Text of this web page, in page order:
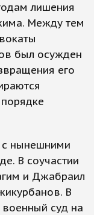
лишения
Между тем
был осужден
его
с нынешними
В соучастии
и Джабраил
В
суд на